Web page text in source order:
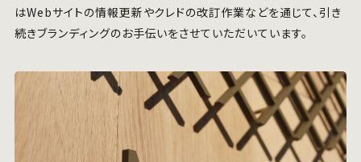
はWebサイトの情報更新やクレドの改訂作業などを通じて、引き
続きブランディングのお手伝いをさせていただいています。